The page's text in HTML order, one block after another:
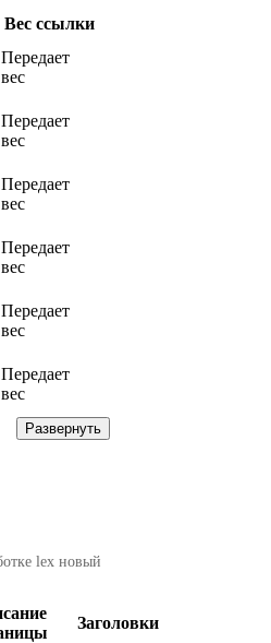
Вес ссылки
Передает
вес
Передает
вес
Передает
вес
Передает
вес
Передает
вес
Передает
вес
Развернуть
lex новый
Заголовки